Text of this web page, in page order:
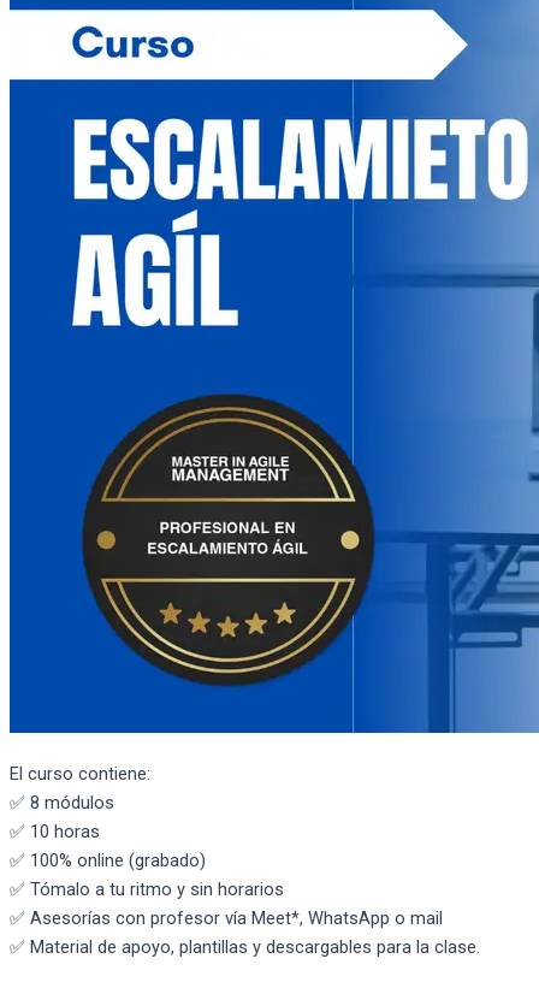
El curso contiene:
✅ 8 módulos
✅ 10 horas
✅ 100% online (grabado)
✅ Tómalo a tu ritmo y sin horarios
✅ Asesorías con profesor vía Meet*, WhatsApp o mail
✅ Material de apoyo, plantillas y descargables para la clase.